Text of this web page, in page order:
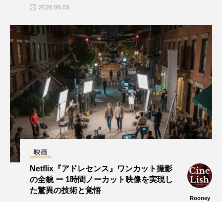
2026.06.03
映画
Netflix『アドレセンス』ワンカット撮影
の全貌 ー 1時間ノーカット映像を実現し
た驚異の技術と覚悟
Rooney